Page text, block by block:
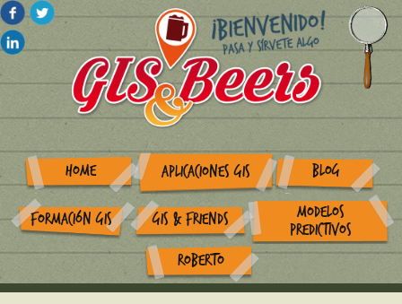
HOME APLICACIONES GIS BLOG
FORMACIÓN GIS GIS & FRIENDS
MODELOS
PREDICTIVOS
ROBERTO